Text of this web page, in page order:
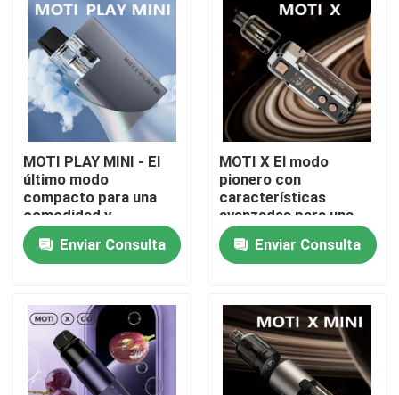
Inicio
Videos
MOTI PLAY MINI - El
último modo
compacto para una
comodidad y
rendimiento de vapeo
sin igualEnviar Consulta
MOTI X El modo
pionero con
características
avanzadas para una
experiencia de vapeo
sin precedentes
Enviar Consulta